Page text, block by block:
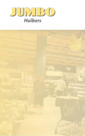
Winkels
P.W.A. Park
Bruïneplein
Nieuws
Acties